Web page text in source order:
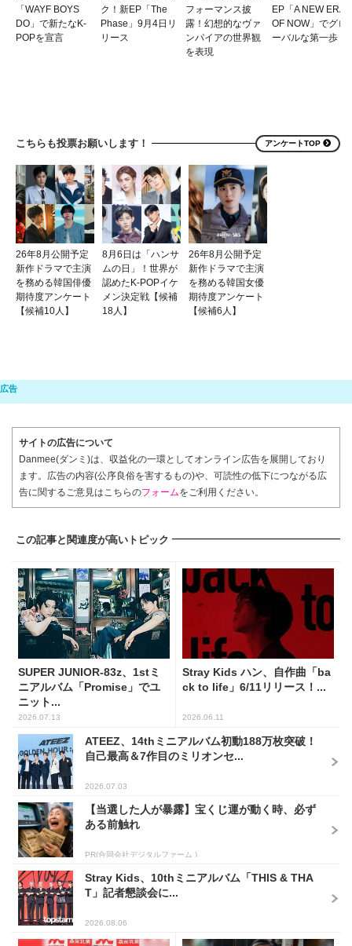
「WAYF BOYS
DO」で新たなK-
POPを宣言
ク！新EP「The
Phase」9月4日リ
リース
フォーマンス披
露！幻想的なヴァ
ンパイアの世界観
を表現
EP「A NEW ERA
OF NOW」でグロ
ーバルな第一歩
こちらも投票お願いします！ アンケートTOP
26年8月公開予定
新作ドラマで主演
を務める韓国俳優
期待度アンケート
【候補10人】
8月6日は「ハンサ
ムの日」！世界が
認めたK-POPイケ
メン決定戦【候補
18人】
26年8月公開予定
新作ドラマで主演
を務める韓国女優
期待度アンケート
【候補6人】
サイトの広告について
Danmee(ダンミ)は、収益化の一環としてオンライン広告を展開しており
ます。広告の内容(公序良俗を害するもの)や、可読性の低下につながる広
告に関するご意見はこちらのフォームをご利用ください。
この記事と関連度が高いトピック
SUPER JUNIOR-83z、1stミ
ニアルバム「Promise」でユ
ニット...
2026.07.13
Stray Kids ハン、自作曲「ba
ck to life」6/11リリース！...
2026.06.11
ATEEZ、14thミニアルバム初動188万枚突破！
自己最高＆7作目のミリオンセ...
2026.07.03
【当選した人が暴露】宝くじ運が動く時、必ず
ある前触れ
PR(合同会社デジタルファーム )
Stray Kids、10thミニアルバム「THIS & THA
T」記者懇談会に...
2026.08.06